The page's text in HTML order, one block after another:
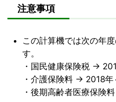
注意事項
この計算機では次の年
す。
・国民健康保険税 →
・介護保険料 → 2018
・後期高齢者医療保険